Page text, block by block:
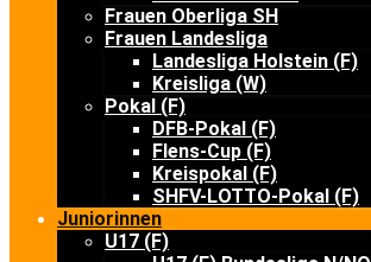
Frauen Oberliga SH
Frauen Landesliga
Landesliga Holstein (F)
Kreisliga (W)
Pokal (F)
DFB-Pokal (F)
Flens-Cup (F)
Kreispokal (F)
SHFV-LOTTO-Pokal (F)
Juniorinnen
U17 (F)